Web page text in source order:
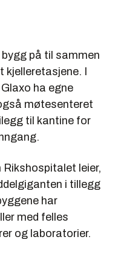
på til sammen
kjelleretasjene. I
ha egne
møtesenteret
til kantine for
leier,
i tillegg
har
med felles
og laboratorier.